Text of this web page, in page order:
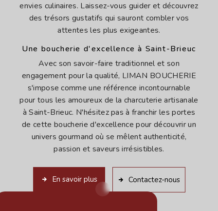
envies culinaires. Laissez-vous guider et découvrez
des trésors gustatifs qui sauront combler vos
attentes les plus exigeantes.
Une boucherie d'excellence à Saint-Brieuc
Avec son savoir-faire traditionnel et son
engagement pour la qualité, LIMAN BOUCHERIE
s'impose comme une référence incontournable
pour tous les amoureux de la charcuterie artisanale
à Saint-Brieuc. N'hésitez pas à franchir les portes
de cette boucherie d'excellence pour découvrir un
univers gourmand où se mêlent authenticité,
passion et saveurs irrésistibles.
En savoir plus Contactez-nous